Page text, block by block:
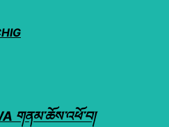
གནམ་ཆོས་འཕོ་བ།